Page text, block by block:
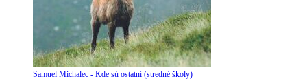
Samuel Michalec - Kde sú ostatní (stredné školy)